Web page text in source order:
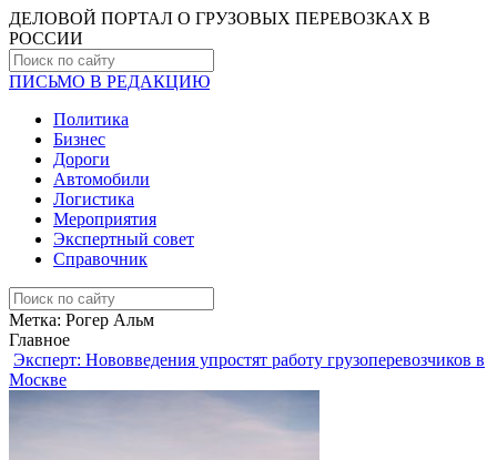
ДЕЛОВОЙ ПОРТАЛ О ГРУЗОВЫХ ПЕРЕВОЗКАХ В
РОCСИИ
ПИСЬМО В РЕДАКЦИЮ
Политика
Бизнес
Дороги
Автомобили
Логистика
Мероприятия
Экспертный совет
Справочник
Метка: Рогер Альм
Главное
Эксперт: Нововведения упростят работу грузоперевозчиков в
Москве